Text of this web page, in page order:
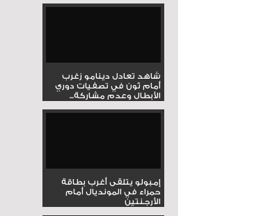
شاهد تعادل دينامو زغرب
أمام ثون في تصفيات دوري
الأبطال وعدم مشاركة...
إمبولو يتلقى أغرب بطاقة
حمراء في المونديال أمام
الأرجنتين